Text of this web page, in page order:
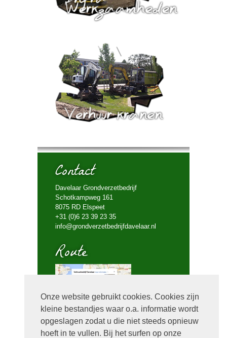
Onze website gebruikt cookies. Cookies zijn
kleine bestandjes waar o.a. informatie wordt
opgeslagen zodat u die niet steeds opnieuw
hoeft in te vullen. Bij het surfen op onze
Contact
Davelaar Grondverzetbedrijf
Schotkampweg 161
8075 RD Elspeet
+31 (0)6 23 39 23 35
info@grondverzetbedrijfdavelaar.nl
Route
Bel mij terug